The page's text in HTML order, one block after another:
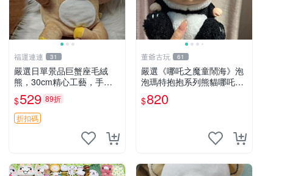
福運連連 31
嚴選日單景品巨蟹座毛絨
熊，30cm精心工藝，手感
軟糯推薦收藏送人 巨蟹座
毛絨玩具 精緻做工
$529 89折
折扣碼
董爺古玩 61
嚴選《哪吒之魔童鬧海》泡
泡瑪特抱抱系列熊貓哪吒搪
膠臉毛絨， STATE：如圖顯
示 哪吒 毛絨公仔 泡泡瑪特
$820